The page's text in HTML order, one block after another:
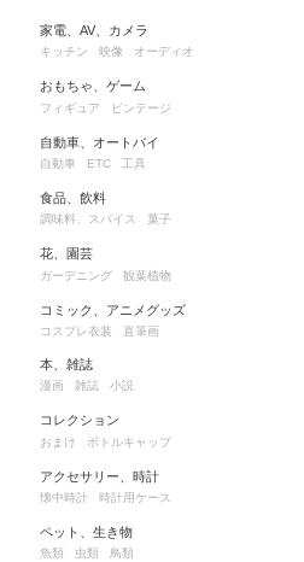
家電、AV、カメラ
キッチン 映像 オーディオ
おもちゃ、ゲーム
フィギュア ビンテージ
自動車、オートバイ
自動車 ETC 工具
食品、飲料
調味料、スパイス 菓子
花、園芸
ガーデニング 観葉植物
コミック、アニメグッズ
コスプレ衣装 直筆画
本、雑誌
漫画 雑誌 小説
コレクション
おまけ ボトルキャップ
アクセサリー、時計
懐中時計 時計用ケース
ペット、生き物
魚類 虫類 鳥類